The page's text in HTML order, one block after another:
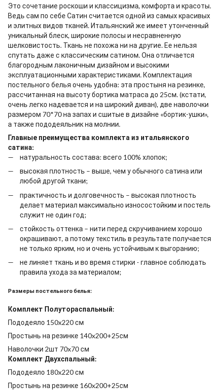
Это сочетание роскоши и классицизма, комфорта и красоты.
Ведь сам по себе Сатин считается одной из самых красивых
и элитных видов тканей. Итальянский же имеет утонченный
уникальный блеск, широкие полосы и несравненную
шелковистость. Ткань не похожа ни на другие. Ее нельзя
спутать даже с классическим сатином. Она отличается
благородным лаконичным дизайном и высокими
эксплуатационными характеристиками. Комплектация
постельного белья очень удобна: эта простыня на резинке,
рассчитанная на высоту бортика матраса до 25см. (кстати,
очень легко надевается и на широкий диван), две наволочки
размером 70*70 на запах и сшитые в дизайне «бортик-ушки»,
а также пододеяльник на молнии.
Главные преимущества комплекта из итальянского
сатина:
натуральность состава: всего 100% хлопок;
высокая плотность – выше, чем у обычного сатина или
любой другой ткани;
практичность и долговечность – высокая плотность
делает материал максимально износостойким и постель
служит не один год;
стойкость оттенка – нити перед скручиванием хорошо
окрашивают, а потому текстиль в результате получается
не только ярким, но и очень устойчивым к выгоранию;
не линяет ткань и во время стирки - главное соблюдать
правила ухода за материалом;
Размеры постельного белья:
Комплект Полутораспальный:
Пододеяло 150x220 см
Простынь на резинке 140x200+25см
Наволочки 2шт 70x70 см
Комплект Двухспальный:
Пододеяло 180x220 см
Простынь на резинке 160x200+25см